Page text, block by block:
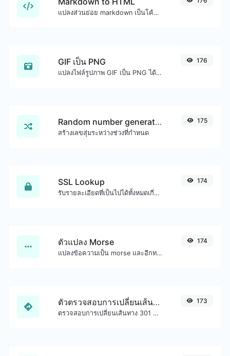
แปลงส่วนย่อย markdown เป็นโค้ด HTML ดิบ
GIF เป็น PNG
แปลงไฟล์รูปภาพ GIF เป็น PNG ได้อย่างง่ายดาย
176
Random number generator
สร้างเลขสุ่มระหว่างช่วงที่กำหนด
175
SSL Lookup
รับรายละเอียดที่เป็นไปได้ทั้งหมดเกี่ยวกับใบรับรอง SSL
174
ตัวแปลง Morse
แปลงข้อความเป็น morse และอีกทางหนึ่งสำหรับอินพุตสตริงใดๆ
174
ตัวตรวจสอบการเปลี่ยนเส้นทาง URL
ตรวจสอบการเปลี่ยนเส้นทาง 301 & 302 ของ URL ที่ระบุ จะตรวจสอบการเปลี่ยนเส้นทางได้สูงสุด 10 ครั้ง
173